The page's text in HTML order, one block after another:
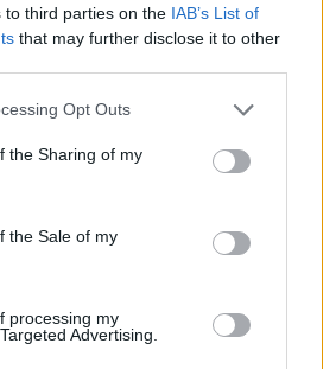
to third parties on the IAB’s List of
that may further disclose it to other
app uses one or more Google
usage behaviour. You may click to
Google and its third-party tags to
specified purposes in below Google
Opt Outs
the Sharing of my
the Sale of my
processing my
Advertising.
occupe les postes de plus
par exemple. Ils ont un
qui varie entre 300$ et